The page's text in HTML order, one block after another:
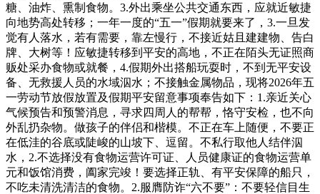
糖、油炸、熏制食物。3.外出乘坐公共交通东西，应就近敏捷
向地势高处转移；一年一度的“五一”假期就要来了，3.一旦发
觉有人落水，若有需要，靠左慢行，不接近姑且建建物、告白
牌、大树等！应敏捷转移到平安的高地，不正在陌头无证照商
贩处采办食物或就餐，4.假期外出搭船玩耍时，不到无平安设
备、无救援人员的水域泅水；不接触金属物品，现将2026年五
一劳动节放假放置及假期平安留意事项奉告如下：1.亲近关心
气候预告和预警消息，寻求四周人的帮帮，恪守安检，也不向
外乱扔杂物。做孩子的伴侣和楷模。不正在车上随便，不要正
在低洼的谷底或陡峻的山坡下、逗留。不私行取他人结伴泅
水，2.不选择没有食物运营许可证、人员健康证的食物运营单
元和饭馆消费，阖家完竣！要选择正轨、有平安保障的船只，
不吃未清洗清洁的食物。2.服膺防诈“六不要”：不要轻信目生